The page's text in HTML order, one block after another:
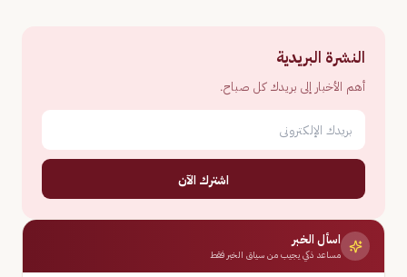
النشرة البريدية
أهم الأخبار إلى بريدك كل صباح.
اشترك الآن
اسأل الخبر
مساعد ذكي يجيب من سياق الخبر فقط